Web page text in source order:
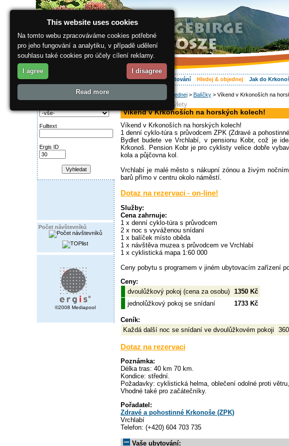
O regionu Vaše dovolená Ubytování Hledej & objednej Jak do
Najděte si:
Fulltext
Ergis ID
Počet návštevníků
©2008 Mediapool
Hledej & objednej > Balíčky > Víkend v Krkonoších na
cyklistika, denní výlety
Víkend v Krkonoších na horských kolech!
Víkend v Krkonoších na horských kolech!
1 denní cyklo-túra s průvodcem ZPK (Zdravé a
Bydlet budete ve Vrchlabí, v pensionu Kobr, což je
Krkonoš. Pension Kobr je pro cyklisty velice dobře
kola a půjčovna kol.
Vrchlabí je malé město s nákupní zónou a živým
barů přímo v centru okolo náměstí.
Dotaz na rezervaci - on-line!
Služby:
Cena zahrnuje:
1 x denní cyklo-túra s průvodcem
2 x noc s vyváženou snídaní
1 x balíček místo oběda
1 x návštěva muzea s průvodcem ve Vrchlabí
1 x cyklistická mapa 1:60 000
Ceny pobytu s programem v jiném ubytovacím zařízení
Ceny:
dvoulůžkový pokoj (cena za osobu) 1350 Kč
jednolůžkový pokoj se snídaní
1733 Kč
Ceník:
Každá další noc se snídaní ve dvoulůžkovém pokoji
Dotaz na rezervaci
Poznámka:
Délka tras: 40 km 70 km.
Kondice: střední.
Požadavky: cyklistická helma, oblečení odolné proti
Vhodné také pro začátečníky.
Pořadatel:
Zdravé a pohostinné Krkonoše (ZPK)
Vrchlabí
Telefon: (+420) 604 703 735
Vaše ubytování:
This website uses cookies
Na tomto webu zpracováváme cookies potřebné
pro jeho fungování a analytiku, v případě udělení
souhlasu také cookies pro účely cílení reklamy.
I agree I disagree
Read more